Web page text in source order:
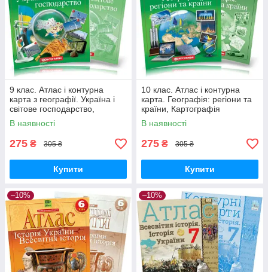
9 клас. Атлас і контурна
карта з географії. Україна і
світове господарство,
Картографія
В наявності
275 ₴ 305 ₴
Купити
10 клас. Атлас і контурна
карта. Географія: регіони та
країни, Картографія
В наявності
275 ₴ 305 ₴
Купити
–10% –10%